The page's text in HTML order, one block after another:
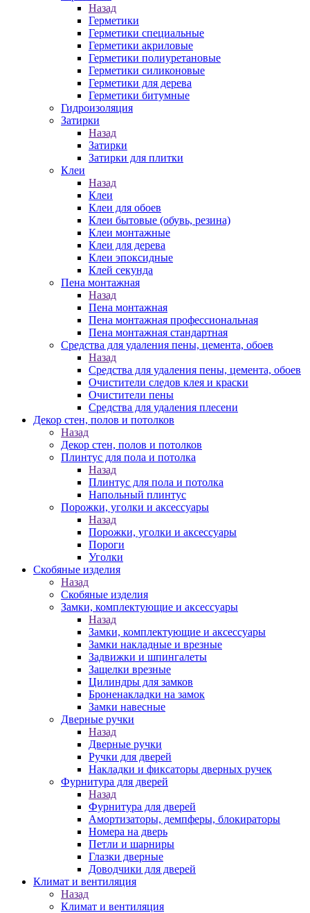
Назад
Герметики
Герметики специальные
Герметики акриловые
Герметики полиуретановые
Герметики силиконовые
Герметики для дерева
Герметики битумные
Гидроизоляция
Затирки
Назад
Затирки
Затирки для плитки
Клеи
Назад
Клеи
Клеи для обоев
Клеи бытовые (обувь, резина)
Клеи монтажные
Клеи для дерева
Клеи эпоксидные
Клей секунда
Пена монтажная
Назад
Пена монтажная
Пена монтажная профессиональная
Пена монтажная стандартная
Средства для удаления пены, цемента, обоев
Назад
Средства для удаления пены, цемента, обоев
Очистители следов клея и краски
Очистители пены
Средства для удаления плесени
Декор стен, полов и потолков
Назад
Декор стен, полов и потолков
Плинтус для пола и потолка
Назад
Плинтус для пола и потолка
Напольный плинтус
Порожки, уголки и аксессуары
Назад
Порожки, уголки и аксессуары
Пороги
Уголки
Скобяные изделия
Назад
Скобяные изделия
Замки, комплектующие и аксессуары
Назад
Замки, комплектующие и аксессуары
Замки накладные и врезные
Задвижки и шпингалеты
Защелки врезные
Цилиндры для замков
Броненакладки на замок
Замки навесные
Дверные ручки
Назад
Дверные ручки
Ручки для дверей
Накладки и фиксаторы дверных ручек
Фурнитура для дверей
Назад
Фурнитура для дверей
Амортизаторы, демпферы, блокираторы
Номера на дверь
Петли и шарниры
Глазки дверные
Доводчики для дверей
Климат и вентиляция
Назад
Климат и вентиляция